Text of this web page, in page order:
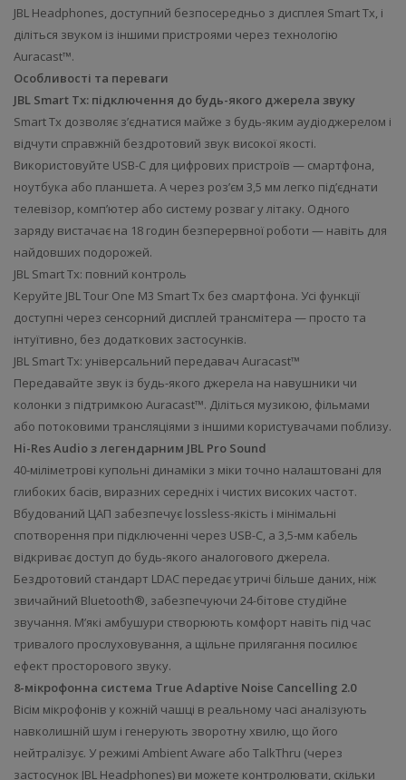
JBL Headphones, доступний безпосередньо з дисплея Smart Tx, і
діліться звуком із іншими пристроями через технологію
Auracast™.
Особливості та переваги
JBL Smart Tx: підключення до будь-якого джерела звуку
Smart Tx дозволяє з’єднатися майже з будь-яким аудіоджерелом і
відчути справжній бездротовий звук високої якості.
Використовуйте USB-C для цифрових пристроїв — смартфона,
ноутбука або планшета. А через роз’єм 3,5 мм легко під’єднати
телевізор, комп’ютер або систему розваг у літаку. Одного
заряду вистачає на 18 годин безперервної роботи — навіть для
найдовших подорожей.
JBL Smart Tx: повний контроль
Керуйте JBL Tour One M3 Smart Tx без смартфона. Усі функції
доступні через сенсорний дисплей трансмітера — просто та
інтуїтивно, без додаткових застосунків.
JBL Smart Tx: універсальний передавач Auracast™
Передавайте звук із будь-якого джерела на навушники чи
колонки з підтримкою Auracast™. Діліться музикою, фільмами
або потоковими трансляціями з іншими користувачами поблизу.
Hi-Res Audio з легендарним JBL Pro Sound
40-міліметрові купольні динаміки з міки точно налаштовані для
глибоких басів, виразних середніх і чистих високих частот.
Вбудований ЦАП забезпечує lossless-якість і мінімальні
спотворення при підключенні через USB-C, а 3,5-мм кабель
відкриває доступ до будь-якого аналогового джерела.
Бездротовий стандарт LDAC передає утричі більше даних, ніж
звичайний Bluetooth®, забезпечуючи 24-бітове студійне
звучання. М’які амбушури створюють комфорт навіть під час
тривалого прослуховування, а щільне прилягання посилює
ефект просторового звуку.
8-мікрофонна система True Adaptive Noise Cancelling 2.0
Вісім мікрофонів у кожній чашці в реальному часі аналізують
навколишній шум і генерують зворотну хвилю, що його
нейтралізує. У режимі Ambient Aware або TalkThru (через
застосунок JBL Headphones) ви можете контролювати, скільки